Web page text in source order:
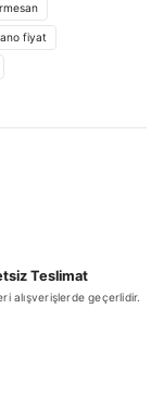
fiyat
Teslimat
alışverişlerde geçerlidir.